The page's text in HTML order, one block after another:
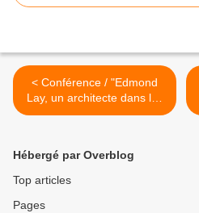
< Conférence / "Edmond
Lay, un architecte dans les
Hautes-Pyrénées" / Hautes-
Hébergé par Overblog
Top articles
Pages